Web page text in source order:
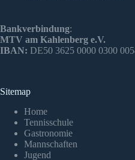
Bankverbindung:
MTV am Kahlenberg e.V.
IBAN: DE50 3625 0000 0300
Sitemap
Home
Tennisschule
Gastronomie
Mannschaften
Jugend